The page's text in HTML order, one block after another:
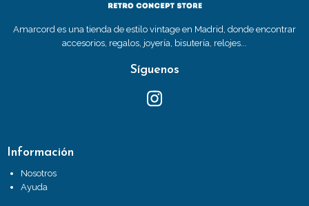
Amarcord es una tienda de estilo vintage en Madrid, donde encontrar
accesorios, regalos, joyería, bisutería, relojes...
Síguenos
Información
Nosotros
Ayuda